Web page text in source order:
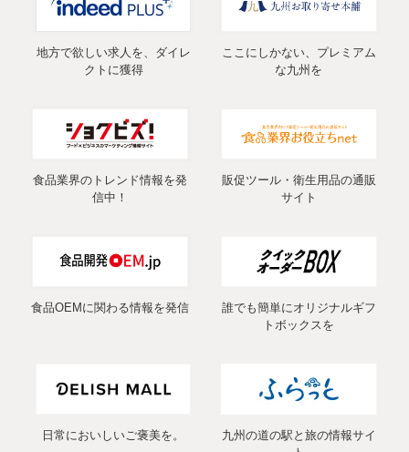
地方で欲しい求人を、ダイレ
クトに獲得
ここにしかない、プレミアム
な九州を
食品業界のトレンド情報を発
信中！
販促ツール・衛生用品の通販
サイト
食品OEMに関わる情報を発信
誰でも簡単にオリジナルギフ
トボックスを
日常においしいご褒美を。
九州の道の駅と旅の情報サイ